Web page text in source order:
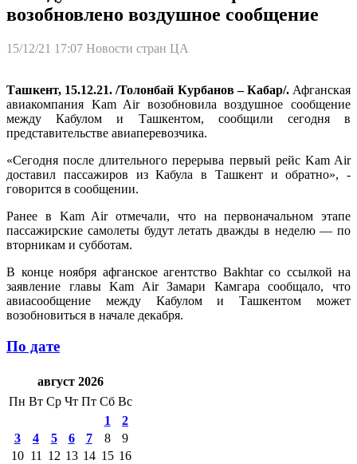
возобновлено воздушное сообщение
15/12/21 17:07 Новости стран ЦА
Ташкент, 15.12.21. /Толонбай Курбанов – Кабар/.Афганская
авиакомпания Kam Air возобновила воздушное сообщение
между Кабулом и Ташкентом, сообщили сегодня в
представительстве авиаперевозчика.
«Сегодня после длительного перерыва первый рейс Kam Air
доставил пассажиров из Кабула в Ташкент и обратно», -
говорится в сообщении.
Ранее в Kam Air отмечали, что на первоначальном этапе
пассажирские самолеты будут летать дважды в неделю — по
вторникам и субботам.
В конце ноября афганское агентство Bakhtar со ссылкой на
заявление главы Kam Air Замари Камгара сообщало, что
авиасообщение между Кабулом и Ташкентом может
возобновиться в начале декабря.
По дате
август 2026
Пн Вт Ср Чт Пт Сб Вс
1
2
3
4 5 6 7 8
9
10 11 12 13 14 15 16